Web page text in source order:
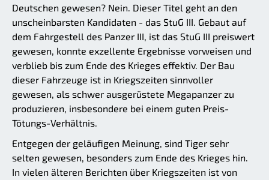
Deutschen gewesen? Nein. Dieser Titel geht an den
unscheinbarsten Kandidaten - das StuG III. Gebaut auf
dem Fahrgestell des Panzer III, ist das StuG III preiswert
gewesen, konnte exzellente Ergebnisse vorweisen und
verblieb bis zum Ende des Krieges effektiv. Der Bau
dieser Fahrzeuge ist in Kriegszeiten sinnvoller
gewesen, als schwer ausgerüstete Megapanzer zu
produzieren, insbesondere bei einem guten Preis-
Tötungs-Verhältnis.
Entgegen der geläufigen Meinung, sind Tiger sehr
selten gewesen, besonders zum Ende des Krieges hin.
In vielen älteren Berichten über Kriegszeiten ist von